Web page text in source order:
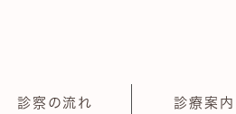
診察の流れ 診療案内